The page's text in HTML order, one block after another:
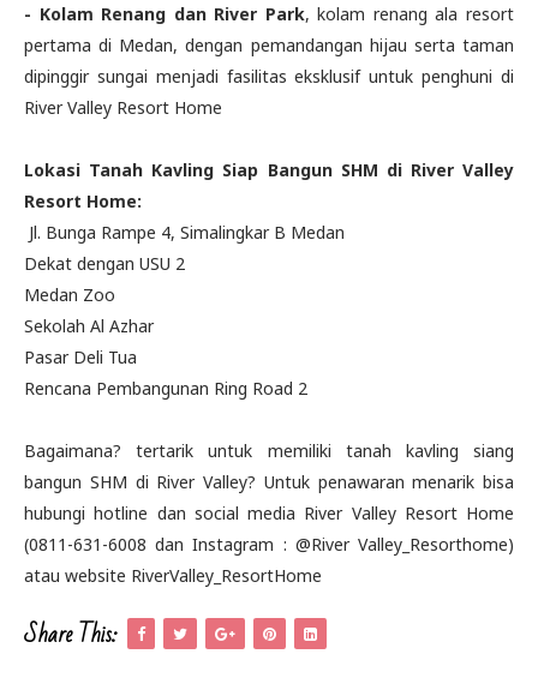
- Kolam Renang dan River Park, kolam renang ala resort
pertama di Medan, dengan pemandangan hijau serta taman
dipinggir sungai menjadi fasilitas eksklusif untuk penghuni di
River Valley Resort Home
Lokasi Tanah Kavling Siap Bangun SHM di River Valley
Resort Home:
Jl. Bunga Rampe 4, Simalingkar B Medan
Dekat dengan USU 2
Medan Zoo
Sekolah Al Azhar
Pasar Deli Tua
Rencana Pembangunan Ring Road 2
Bagaimana? tertarik untuk memiliki tanah kavling siang
bangun SHM di River Valley? Untuk penawaran menarik bisa
hubungi hotline dan social media River Valley Resort Home
(0811-631-6008 dan Instagram : @River Valley_Resorthome)
atau website RiverValley_ResortHome
Share This: